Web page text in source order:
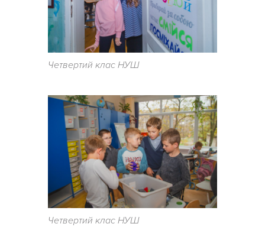
Четвертий клас НУШ
Четвертий клас НУШ